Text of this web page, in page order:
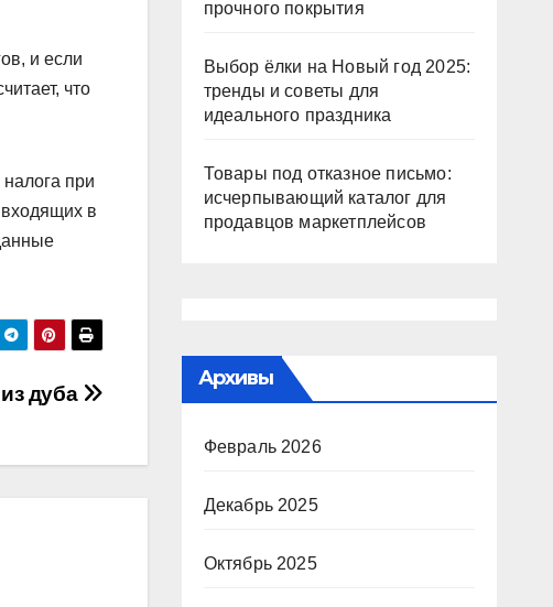
и если
что
при
в
дуба
прочного покрытия
Выбор ёлки на Новый год 2025:
тренды и советы для
идеального праздника
Товары под отказное письмо:
исчерпывающий каталог для
продавцов маркетплейсов
Архивы
Февраль 2026
Декабрь 2025
Октябрь 2025